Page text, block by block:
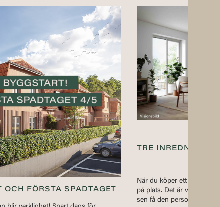
OCH FÖRSTA SPADTAGET
TRE
När du köper ett ny
på plats. Det är viktigt
sen få den personliga